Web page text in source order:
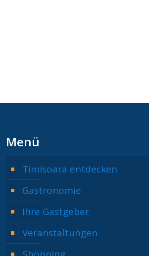
Menü
Timisoara entdecken
Gastronomie
Ihre Gastgeber
Veranstaltungen